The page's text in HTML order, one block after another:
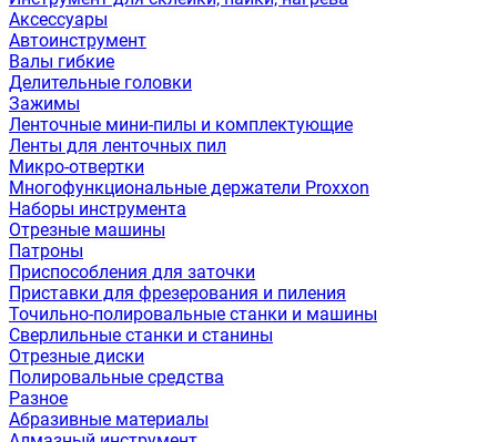
Аксессуары
Автоинструмент
Валы гибкие
Делительные головки
Зажимы
Ленточные мини-пилы и комплектующие
Ленты для ленточных пил
Микро-отвертки
Многофункциональные держатели Proxxon
Наборы инструмента
Отрезные машины
Патроны
Приспособления для заточки
Приставки для фрезерования и пиления
Точильно-полировальные станки и машины
Сверлильные станки и станины
Отрезные диски
Полировальные средства
Разное
Абразивные материалы